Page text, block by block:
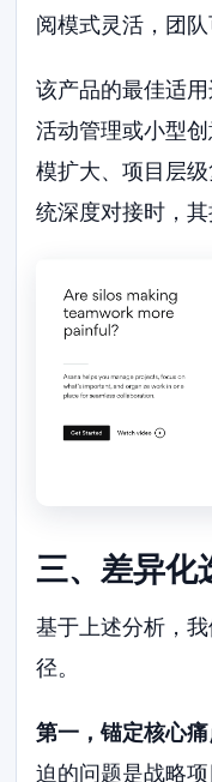
阅模式灵活，团
该产品的最佳适
活动管理或小型
模扩大、项目层
统深度对接时，其
三、差异化
基于上述分析，
径。
第一，锚定核心痛
迫的问题是战略